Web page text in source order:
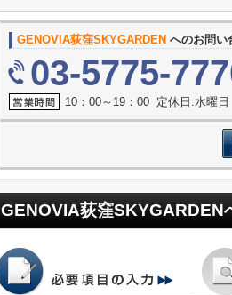
GENOVIA荻窪SKYGARDEN へのお問い
03-5775-
10：00～19：00 定休日:水曜日
GENOVIA荻窪SKYGARDEN